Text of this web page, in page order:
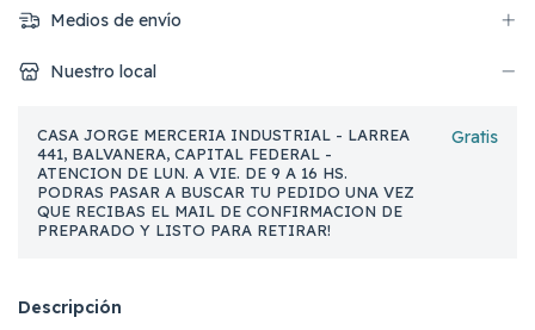
Medios de envío
Nuestro local
CASA JORGE MERCERIA INDUSTRIAL - LARREA
441, BALVANERA, CAPITAL FEDERAL -
ATENCION DE LUN. A VIE. DE 9 A 16 HS.
PODRAS PASAR A BUSCAR TU PEDIDO UNA VEZ
QUE RECIBAS EL MAIL DE CONFIRMACION DE
PREPARADO Y LISTO PARA RETIRAR!
Gratis
Descripción